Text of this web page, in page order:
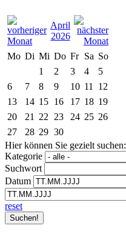
April
2026
Mo Di Mi Do Fr Sa So
1
2 3 4
5
6
7 8 9 10 11
12
13
14 15 16 17 18 19
20
21 22 23 24 25 26
27
28 29 30
Hier können Sie gezielt suchen:
Kategorie
Suchwort
Datum
reset